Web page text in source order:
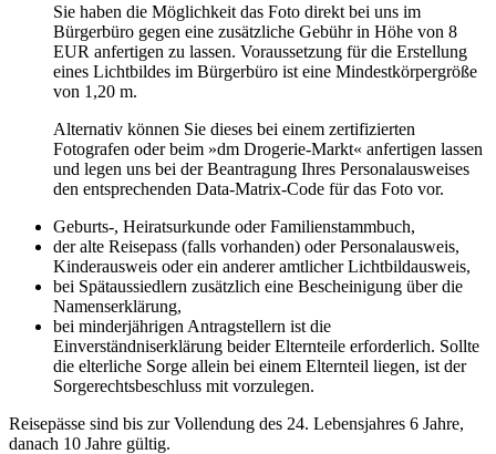
Sie haben die Möglichkeit das Foto direkt bei uns im
Bürgerbüro gegen eine zusätzliche Gebühr in Höhe von 8
EUR anfertigen zu lassen. Voraussetzung für die Erstellung
eines Lichtbildes im Bürgerbüro ist eine Mindestkörpergröße
von 1,20 m.
Alternativ können Sie dieses bei einem zertifizierten
Fotografen oder beim »dm Drogerie-Markt« anfertigen lassen
und legen uns bei der Beantragung Ihres Personalausweises
den entsprechenden Data-Matrix-Code für das Foto vor.
Geburts-, Heiratsurkunde oder Familienstammbuch,
der alte Reisepass (falls vorhanden) oder Personalausweis,
Kinderausweis oder ein anderer amtlicher Lichtbildausweis,
bei Spätaussiedlern zusätzlich eine Bescheinigung über die
Namenserklärung,
bei minderjährigen Antragstellern ist die
Einverständniserklärung beider Elternteile erforderlich. Sollte
die elterliche Sorge allein bei einem Elternteil liegen, ist der
Sorgerechtsbeschluss mit vorzulegen.
Reisepässe sind bis zur Vollendung des 24. Lebensjahres 6 Jahre,
danach 10 Jahre gültig.